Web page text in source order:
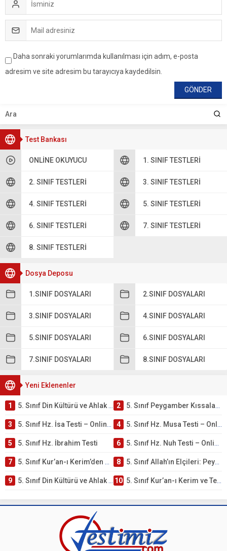
Test Bankası
ONLINE OKUYUCU 1. SINIF TESTLERI
2. SINIF TESTLERI 3. SINIF TESTLERI
4. SINIF TESTLERI 5. SINIF TESTLERI
6. SINIF TESTLERI 7. SINIF TESTLERI
8. SINIF TESTLERI
Dosya Deposu
1.SINIF DOSYALARI 2.SINIF DOSYALARI
3.SINIF DOSYALARI 4.SINIF DOSYALARI
5.SINIF DOSYALARI 6.SINIF DOSYALARI
7.SINIF DOSYALARI 8.SINIF DOSYALARI
Yeni Eklenenler
1 5. Sınıf Din Kültürü ve Ahlak Bilgisi 4. Ünite: Peygamber Kıssaları Çalışmaları 2 5. Sınıf Peygamber Kıssaları Ünite Testi – Online Çöz
3 5. Sınıf Hz. İsa Testi – Online Çöz 4 5. Sınıf Hz. Musa Testi – Online Çöz
5 5. Sınıf Hz. İbrahim Testi 6 5. Sınıf Hz. Nuh Testi – Online Çöz
7 5. Sınıf Kur’an-ı Kerim’den Öğütler – Peygamber Kıssaları Testi – Online Çöz 8 5. Sınıf Allah’ın Elçileri: Peygamberler Testi – Online Çöz
9 5. Sınıf Din Kültürü ve Ahlak Bilgisi 3. Ünite: Kur’an-ı Kerim Çalışmaları 10 5. Sınıf Kur’an-ı Kerim ve Temel Özellikleri Testi – Online Çöz
Daha sonraki yorumlarımda kullanılması için adım, e-posta
adresim ve site adresim bu tarayıcıya kaydedilsin.